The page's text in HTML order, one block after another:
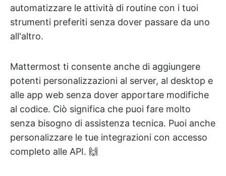
automatizzare le attività di routine con i tuoi
strumenti preferiti senza dover passare da uno
all'altro.
Mattermost ti consente anche di aggiungere
potenti personalizzazioni al server, al desktop e
alle app web senza dover apportare modifiche
al codice. Ciò significa che puoi fare molto
senza bisogno di assistenza tecnica. Puoi anche
personalizzare le tue integrazioni con accesso
completo alle API. 🙌